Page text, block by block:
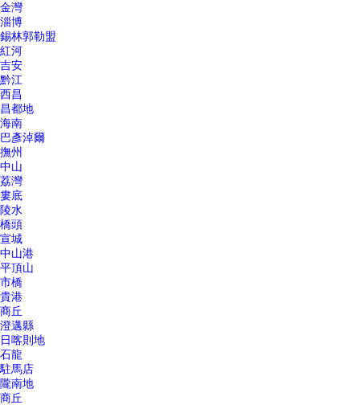
金灣
淄博
錫林郭勒盟
紅河
吉安
黔江
西昌
昌都地
海南
巴彥淖爾
撫州
中山
荔灣
婁底
陵水
橋頭
宣城
中山港
平頂山
市橋
貴港
商丘
澄邁縣
日喀則地
石龍
駐馬店
隴南地
商丘